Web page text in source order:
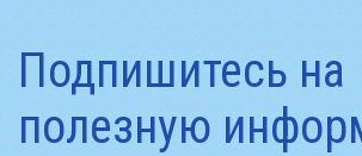
Подпишитесь на
полезную